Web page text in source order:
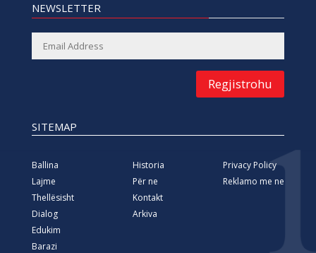
NEWSLETTER
Regjistrohu
SITEMAP
Ballina
Lajme
Thellësisht
Dialog
Edukim
Barazi
Historia
Për ne
Kontakt
Arkiva
Privacy Policy
Reklamo me ne